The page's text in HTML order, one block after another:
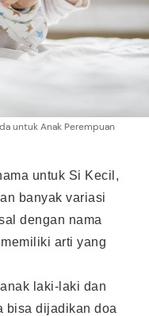
untuk Anak Perempuan
untuk Si Kecil,
banyak variasi
dengan nama
arti yang
laki-laki dan
bisa dijadikan doa